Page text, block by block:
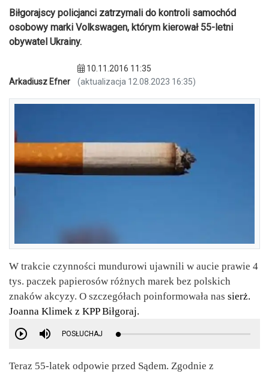
Biłgorajscy policjanci zatrzymali do kontroli samochód
osobowy marki Volkswagen, którym kierował 55-letni
obywatel Ukrainy.
Arkadiusz Efner
10.11.2016 11:35
(aktualizacja 12.08.2023 16:35)
W trakcie czynności mundurowi ujawnili w aucie prawie 4
tys. paczek papierosów różnych marek bez polskich
znaków akcyzy. O szczegółach poinformowała nas sierż.
Joanna Klimek z KPP Biłgoraj.
POSŁUCHAJ
Teraz 55-latek odpowie przed Sądem. Zgodnie z